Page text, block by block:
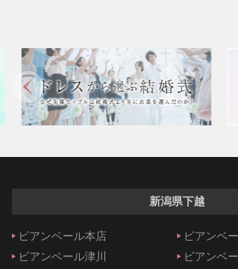
新潟県下越
ビアンベール本店
ビアンベ
ビアンベール津川
ビアンベ